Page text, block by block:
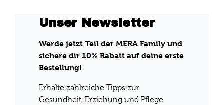
Unser Newsletter
Werde jetzt Teil der MERA Family und
sichere dir 10% Rabatt auf deine erste
Bestellung!
Erhalte zahlreiche Tipps zur
Gesundheit, Erziehung und Pflege